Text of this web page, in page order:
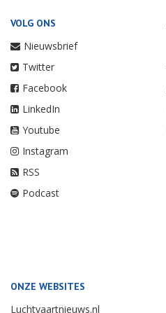
VOLG ONS
Nieuwsbrief
Twitter
Facebook
LinkedIn
Youtube
Instagram
RSS
Podcast
ONZE WEBSITES
Luchtvaartnieuws.nl